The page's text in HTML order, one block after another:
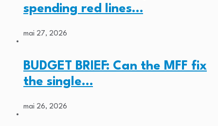
spending red lines…
mai 27, 2026
BUDGET BRIEF: Can the MFF fix
the single…
mai 26, 2026